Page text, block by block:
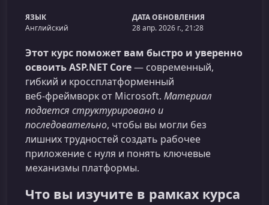
ЯЗЫК
Английский
ДАТА ОБНОВЛЕНИЯ
28 апр. 2026 г., 21:28
Этот курс поможет вам быстро и уверенно
освоить ASP.NET Core— современный,
гибкий и кроссплатформенный
веб‑фреймворк от Microsoft. Материал
подается структурировано и
последовательно, чтобы вы могли без
лишних трудностей создать рабочее
приложение с нуля и понять ключевые
механизмы платформы.
Что вы изучите в рамках курса